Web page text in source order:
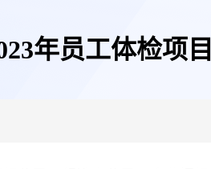
年员工体检项